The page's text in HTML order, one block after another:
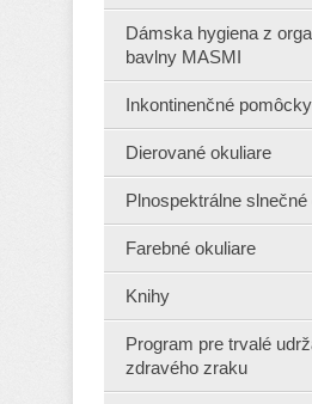
Dámska hygiena z
bavlny MASMI
Inkontinenčné pomôcky
Dierované okuliare
Plnospektrálne slnečné
Farebné okuliare
Knihy
Program pre trvalé
zdravého zraku